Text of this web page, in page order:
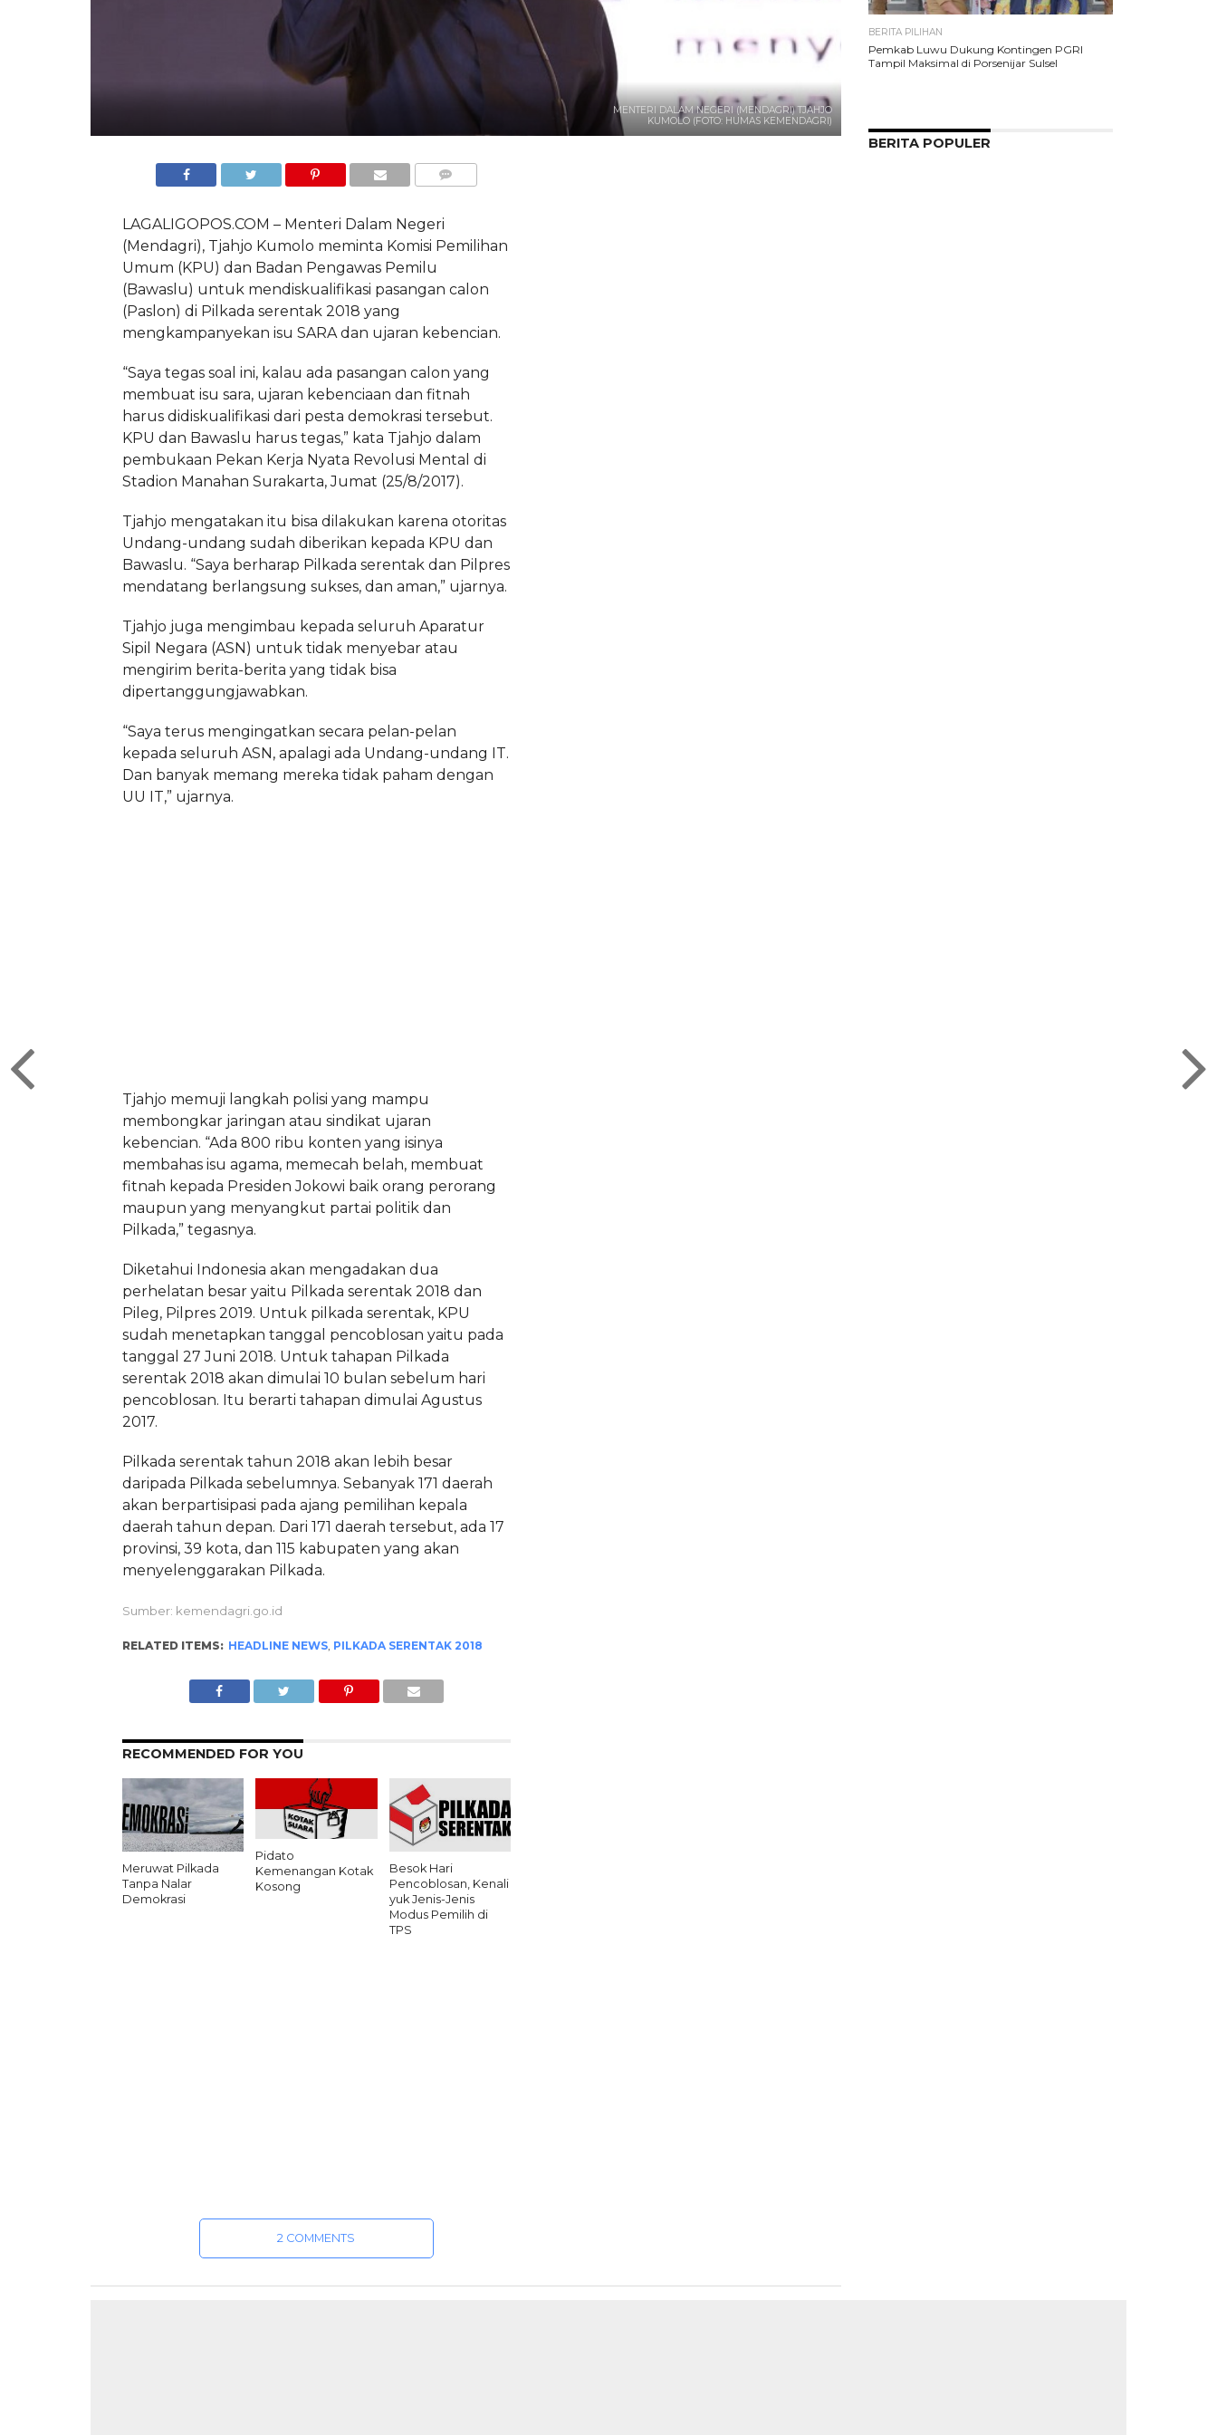
MENTERI DALAM NEGERI (MENDAGRI) TJAHJO
KUMOLO (FOTO: HUMAS KEMENDAGRI)
LAGALIGOPOS.COM – Menteri Dalam Negeri
(Mendagri), Tjahjo Kumolo meminta Komisi Pemilihan
Umum (KPU) dan Badan Pengawas Pemilu
(Bawaslu) untuk mendiskualifikasi pasangan calon
(Paslon) di Pilkada serentak 2018 yang
mengkampanyekan isu SARA dan ujaran kebencian.
“Saya tegas soal ini, kalau ada pasangan calon yang
membuat isu sara, ujaran kebenciaan dan fitnah
harus didiskualifikasi dari pesta demokrasi tersebut.
KPU dan Bawaslu harus tegas,” kata Tjahjo dalam
pembukaan Pekan Kerja Nyata Revolusi Mental di
Stadion Manahan Surakarta, Jumat (25/8/2017).
Tjahjo mengatakan itu bisa dilakukan karena otoritas
Undang-undang sudah diberikan kepada KPU dan
Bawaslu. “Saya berharap Pilkada serentak dan Pilpres
mendatang berlangsung sukses, dan aman,” ujarnya.
Tjahjo juga mengimbau kepada seluruh Aparatur
Sipil Negara (ASN) untuk tidak menyebar atau
mengirim berita-berita yang tidak bisa
dipertanggungjawabkan.
“Saya terus mengingatkan secara pelan-pelan
kepada seluruh ASN, apalagi ada Undang-undang IT.
Dan banyak memang mereka tidak paham dengan
UU IT,” ujarnya.
Tjahjo memuji langkah polisi yang mampu
membongkar jaringan atau sindikat ujaran
kebencian. “Ada 800 ribu konten yang isinya
membahas isu agama, memecah belah, membuat
fitnah kepada Presiden Jokowi baik orang perorang
maupun yang menyangkut partai politik dan
Pilkada,” tegasnya.
Diketahui Indonesia akan mengadakan dua
perhelatan besar yaitu Pilkada serentak 2018 dan
Pileg, Pilpres 2019. Untuk pilkada serentak, KPU
sudah menetapkan tanggal pencoblosan yaitu pada
tanggal 27 Juni 2018. Untuk tahapan Pilkada
serentak 2018 akan dimulai 10 bulan sebelum hari
pencoblosan. Itu berarti tahapan dimulai Agustus
2017.
Pilkada serentak tahun 2018 akan lebih besar
daripada Pilkada sebelumnya. Sebanyak 171 daerah
akan berpartisipasi pada ajang pemilihan kepala
daerah tahun depan. Dari 171 daerah tersebut, ada 17
provinsi, 39 kota, dan 115 kabupaten yang akan
menyelenggarakan Pilkada.
Sumber: kemendagri.go.id
RELATED ITEMS: HEADLINE NEWS, PILKADA SERENTAK 2018
RECOMMENDED FOR YOU
Meruwat Pilkada
Tanpa Nalar
Demokrasi
Pidato
Kemenangan Kotak
Kosong
Besok Hari
Pencoblosan, Kenali
yuk Jenis-Jenis
Modus Pemilih di
TPS
2 COMMENTS
BERITA PILIHAN
Pemkab Luwu Dukung Kontingen PGRI
Tampil Maksimal di Porsenijar Sulsel
BERITA POPULER